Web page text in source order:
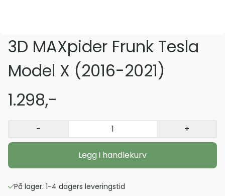
3D MAXpider Frunk Tesla
Model X (2016-2021)
1.298,-
- +
Legg i handlekurv
På lager. 1-4 dagers leveringstid